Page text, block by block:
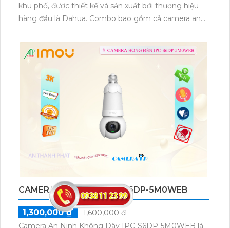
khu phố, được thiết kế và sản xuất bởi thương hiệu
hàng đầu là Dahua. Combo bao gồm cả camera an
chức năng vượt trội của mình, combo này có khả
năng thu âm và phát lại âm thanh một cách chất
CAMERA WIFI IMOU IPC-S6DP-5M0WEB
1,300,000 ₫
1,600,000 ₫
Camera An Ninh Không Dây IPC-S6DP-5M0WEB là